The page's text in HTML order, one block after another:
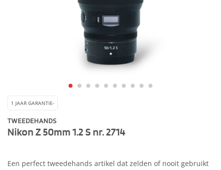
1 JAAR GARANTIE-
TWEEDEHANDS
Nikon Z 50mm 1.2 S nr. 2714
Een perfect tweedehands artikel dat zelden of nooit gebruikt